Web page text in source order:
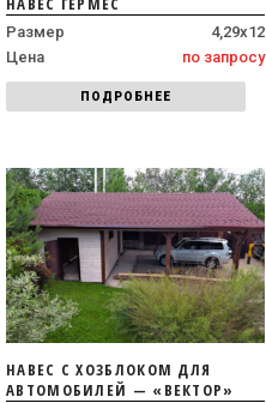
Размер
4,29х12
Цена
по запросу
ПОДРОБНЕЕ
НАВЕС С ХОЗБЛОКОМ ДЛЯ
АВТОМОБИЛЕЙ — «ВЕКТОР»